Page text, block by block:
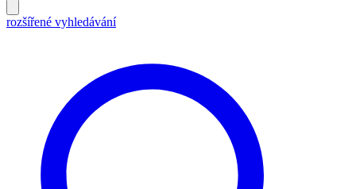
rozšířené vyhledávání